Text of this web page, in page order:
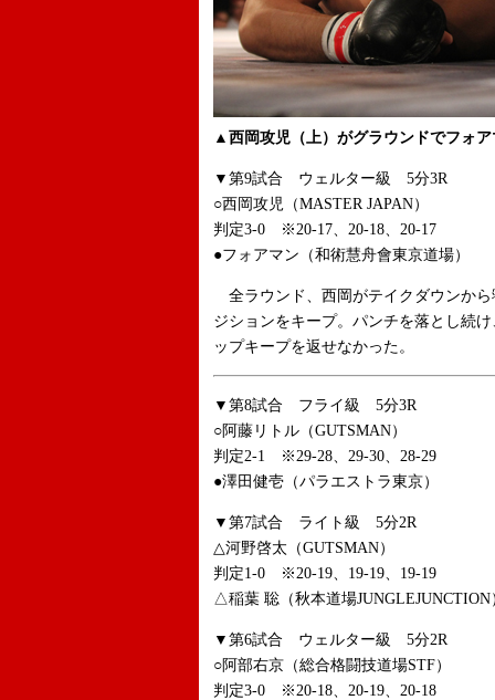
▲西岡攻児（上）がグラウンドでフォ
▼第9試合 ウェルター級 5分3R
○西岡攻児（MASTER JAPAN）
判定3-0 ※20-17、20-18、20-17
●フォアマン（和術慧舟會東京道場）
全ラウンド、西岡がテイクダウンか
ジションをキープ。パンチを落とし続
ップキープを返せなかった。
▼第8試合 フライ級 5分3R
○阿藤リトル（GUTSMAN）
判定2-1 ※29-28、29-30、28-29
●澤田健壱（パラエストラ東京）
▼第7試合 ライト級 5分2R
△河野啓太（GUTSMAN）
判定1-0 ※20-19、19-19、19-19
△稲葉 聡（秋本道場JUNGLEJUNCTION
▼第6試合 ウェルター級 5分2R
○阿部右京（総合格闘技道場STF）
判定3-0 ※20-18、20-19、20-18